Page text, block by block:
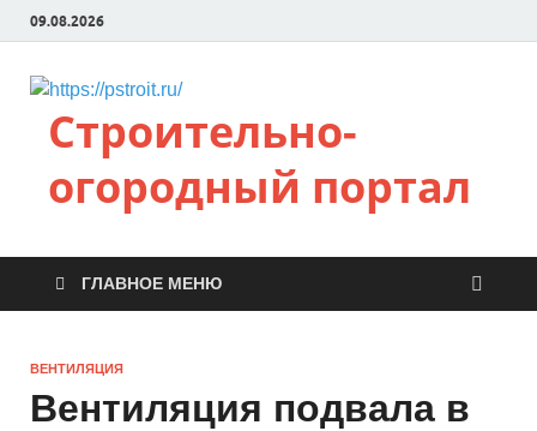
09.08.2026
Строительно-
огородный портал
ГЛАВНОЕ МЕНЮ
ВЕНТИЛЯЦИЯ
Вентиляция подвала в